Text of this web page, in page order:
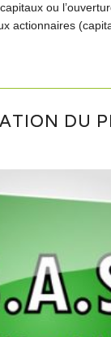
ou
actionnaires
DU